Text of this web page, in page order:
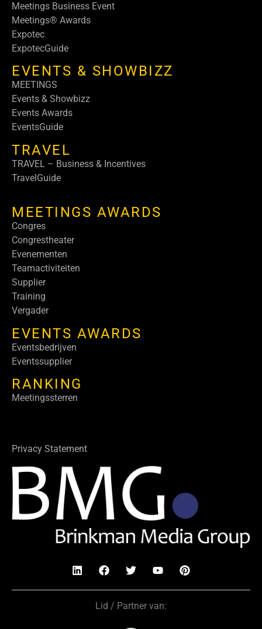
Meetings Business Event
Meetings® Awards
Expotec
ExpotecGuide
EVENTS & SHOWBIZZ
MEETINGS
Events & Showbizz
Events Awards
EventsGuide
TRAVEL
TRAVEL – Business & Incentives
TravelGuide
MEETINGS AWARDS
Congres
Congrestheater
Evenementen
Teamactiviteiten
Supplier
Training
Vergader
EVENTS AWARDS
Eventsbedrijven
Eventssupplier
RANKING
Meetingssterren
Privacy Statement
Lid / Partner van: